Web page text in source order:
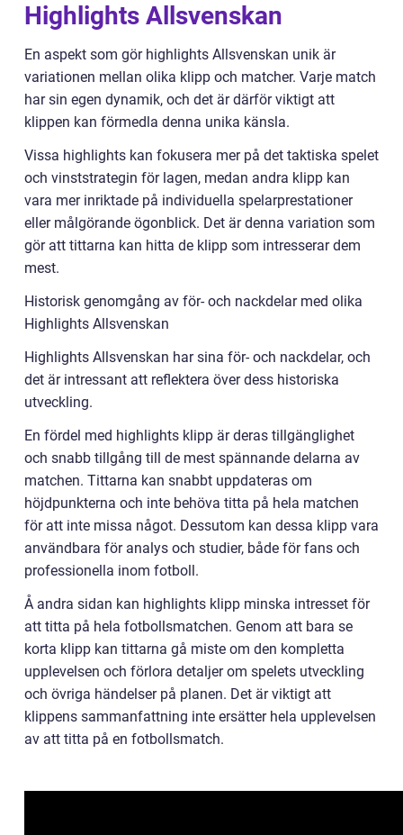
Highlights Allsvenskan
En aspekt som gör highlights Allsvenskan unik är
variationen mellan olika klipp och matcher. Varje match
har sin egen dynamik, och det är därför viktigt att
klippen kan förmedla denna unika känsla.
Vissa highlights kan fokusera mer på det taktiska spelet
och vinststrategin för lagen, medan andra klipp kan
vara mer inriktade på individuella spelarprestationer
eller målgörande ögonblick. Det är denna variation som
gör att tittarna kan hitta de klipp som intresserar dem
mest.
Historisk genomgång av för- och nackdelar med olika
Highlights Allsvenskan
Highlights Allsvenskan har sina för- och nackdelar, och
det är intressant att reflektera över dess historiska
utveckling.
En fördel med highlights klipp är deras tillgänglighet
och snabb tillgång till de mest spännande delarna av
matchen. Tittarna kan snabbt uppdateras om
höjdpunkterna och inte behöva titta på hela matchen
för att inte missa något. Dessutom kan dessa klipp vara
användbara för analys och studier, både för fans och
professionella inom fotboll.
Å andra sidan kan highlights klipp minska intresset för
att titta på hela fotbollsmatchen. Genom att bara se
korta klipp kan tittarna gå miste om den kompletta
upplevelsen och förlora detaljer om spelets utveckling
och övriga händelser på planen. Det är viktigt att
klippens sammanfattning inte ersätter hela upplevelsen
av att titta på en fotbollsmatch.